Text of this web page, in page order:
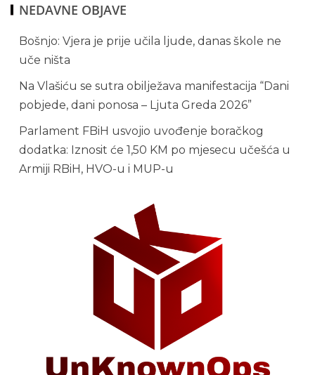
NEDAVNE OBJAVE
Bošnjo: Vjera je prije učila ljude, danas škole ne
uče ništa
Na Vlašiću se sutra obilježava manifestacija “Dani
pobjede, dani ponosa – Ljuta Greda 2026”
Parlament FBiH usvojio uvođenje boračkog
dodatka: Iznosit će 1,50 KM po mjesecu učešća u
Armiji RBiH, HVO-u i MUP-u